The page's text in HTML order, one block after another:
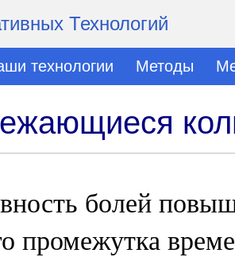
Технологий
технологии Методы
болей
промежутка